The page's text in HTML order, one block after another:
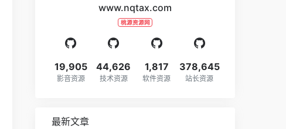
www.nqtax.com
桃源资源网
19,905
影音资源
44,626
技术资源
1,817
软件资源
378,645
站长资源
最新文章